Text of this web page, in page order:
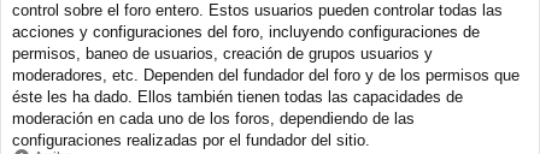
control sobre el foro entero. Estos usuarios pueden controlar todas las
acciones y configuraciones del foro, incluyendo configuraciones de
permisos, baneo de usuarios, creación de grupos usuarios y
moderadores, etc. Dependen del fundador del foro y de los permisos que
éste les ha dado. Ellos también tienen todas las capacidades de
moderación en cada uno de los foros, dependiendo de las
configuraciones realizadas por el fundador del sitio.